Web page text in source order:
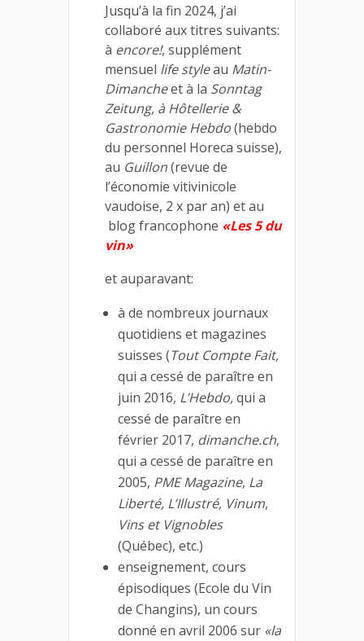
Jusqu’à la fin 2024, j’ai
collaboré aux titres suivants:
à encore!, supplément
mensuel life styleau Matin-
Dimancheet à la Sonntag
Zeitung, à Hôtellerie &
Gastronomie Hebdo(hebdo
du personnel Horeca suisse),
au Guillon(revue de
l’économie vitivinicole
vaudoise, 2 x par an) et au
blog francophone «Les 5 du
vin»
et auparavant:
à de nombreux journaux
quotidiens et magazines
suisses (Tout Compte Fait,
qui a cessé de paraître en
juin 2016, L’Hebdo,qui a
cessé de paraître en
février 2017, dimanche.ch,
qui a cessé de paraître en
2005, PME Magazine, La
Liberté, L’Illustré, Vinum,
Vins et Vignobles
(Québec), etc.)
enseignement, cours
épisodiques (Ecole du Vin
de Changins), un cours
donné en avril 2006 sur «la